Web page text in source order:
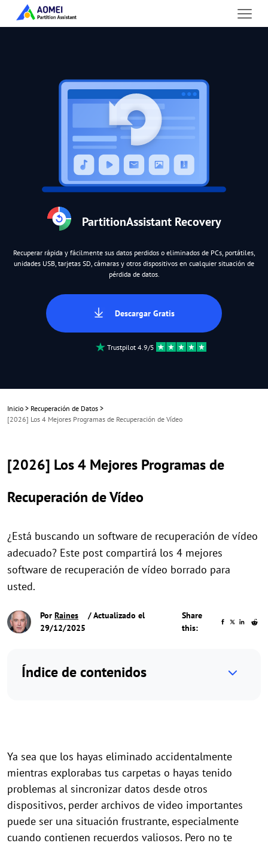
PartitionAssistant Recovery
Recuperar rápida y fácilmente sus datos perdidos o eliminados de PCs, portátiles,
unidades USB, tarjetas SD, cámaras y otros dispositivos en cualquier situación de
pérdida de datos.
Descargar Gratis
Trustpilot 4.9/5
Inicio > Recuperación de Datos >
[2026] Los 4 Mejores Programas de Recuperación de Vídeo
[2026] Los 4 Mejores Programas de
Recuperación de Vídeo
¿Está buscando un software de recuperación de vídeo
adecuado? Este post compartirá los 4 mejores
software de recuperación de vídeo borrado para
usted.
Por Raines
/ Actualizado el
29/12/2025
Share
this:
Índice de contenidos
Ya sea que los hayas eliminado accidentalmente
mientras explorabas tus carpetas o hayas tenido
problemas al sincronizar datos desde otros
dispositivos, perder archivos de video importantes
puede ser una situación frustrante, especialmente
cuando contienen recuerdos valiosos. Pero no te